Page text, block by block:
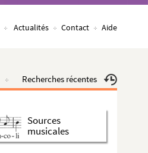
Actualités Contact Aide
Recherches récentes
Sources
musicales